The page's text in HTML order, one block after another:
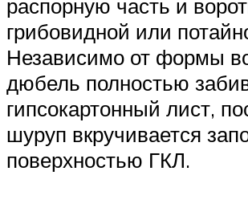
распорную часть и
грибовидной или
Независимо от формы
дюбель полностью
гипсокартонный лист,
шуруп вкручивается
поверхностью ГКЛ.